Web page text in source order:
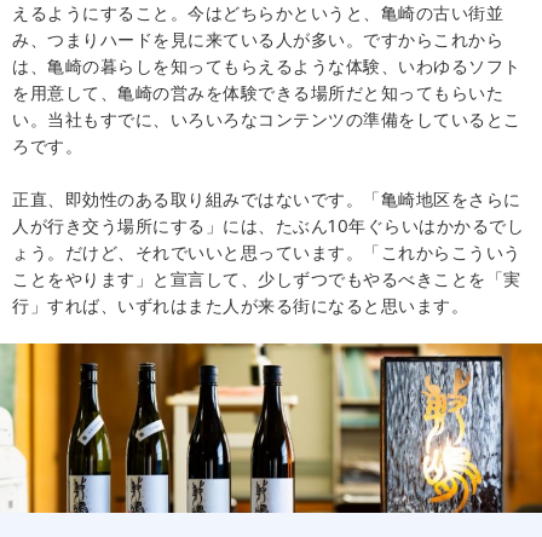
えるようにすること。今はどちらかというと、亀崎の古い街並
み、つまりハードを見に来ている人が多い。ですからこれから
は、亀崎の暮らしを知ってもらえるような体験、いわゆるソフト
を用意して、亀崎の営みを体験できる場所だと知ってもらいた
い。当社もすでに、いろいろなコンテンツの準備をしているとこ
ろです。
正直、即効性のある取り組みではないです。「亀崎地区をさらに
人が行き交う場所にする」には、たぶん10年ぐらいはかかるでし
ょう。だけど、それでいいと思っています。「これからこういう
ことをやります」と宣言して、少しずつでもやるべきことを「実
行」すれば、いずれはまた人が来る街になると思います。